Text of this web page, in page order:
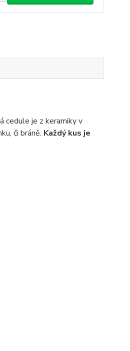
cedule je z keramiky v
či bráně. Každý kus je